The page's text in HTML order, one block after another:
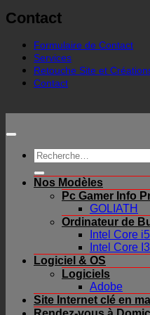
Contact
Formulaire de Contact
Services
Retouche Site et
Contact
Recherche
pour :
Nos Modèles
Pc Gamer Info
GOLIATH
Ordinateur de
Intel Core
Intel Core
Logiciel & OS
Logiciels
Adobe
Site Internet clé en